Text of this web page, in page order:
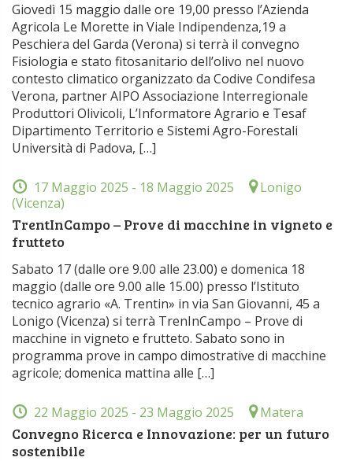
Giovedì 15 maggio dalle ore 19,00 presso l’Azienda
Agricola Le Morette in Viale Indipendenza,19 a
Peschiera del Garda (Verona) si terrà il convegno
Fisiologia e stato fitosanitario dell’olivo nel nuovo
contesto climatico organizzato da Codive Condifesa
Verona, partner AIPO Associazione Interregionale
Produttori Olivicoli, L’Informatore Agrario e Tesaf
Dipartimento Territorio e Sistemi Agro-Forestali
Università di Padova, […]
17 Maggio 2025 - 18 Maggio 2025
Lonigo
(Vicenza)
TrentInCampo – Prove di macchine in vigneto e
frutteto
Sabato 17 (dalle ore 9.00 alle 23.00) e domenica 18
maggio (dalle ore 9.00 alle 15.00) presso l’Istituto
tecnico agrario «A. Trentin» in via San Giovanni, 45 a
Lonigo (Vicenza) si terrà TrenInCampo – Prove di
macchine in vigneto e frutteto. Sabato sono in
programma prove in campo dimostrative di macchine
agricole; domenica mattina alle […]
22 Maggio 2025 - 23 Maggio 2025 Matera
Convegno Ricerca e Innovazione: per un futuro
sostenibile